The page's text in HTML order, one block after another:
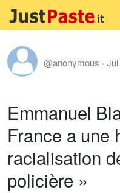
@anonymous ·
Emmanuel
France a une
racialisation
policière »